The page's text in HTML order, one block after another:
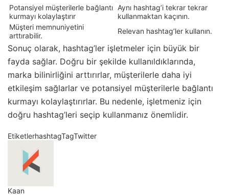
Potansiyel müşterilerle bağlantı
kurmayı kolaylaştırır
Aynı hashtag’i tekrar tekrar
kullanmaktan kaçının.
Müşteri memnuniyetini
arttırabilir.
Relevan hashtag’ler kullanın.
Sonuç olarak, hashtag’ler işletmeler için büyük bir
fayda sağlar. Doğru bir şekilde kullanıldıklarında,
marka bilinirliğini arttırırlar, müşterilerle daha iyi
etkileşim sağlarlar ve potansiyel müşterilerle bağlantı
kurmayı kolaylaştırırlar. Bu nedenle, işletmeniz için
doğru hashtag’leri seçip kullanmanız önemlidir.
EtiketlerhashtagTagTwitter
Kaan